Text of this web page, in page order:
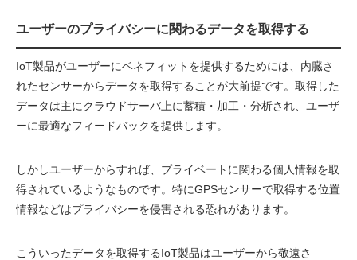
ユーザーのプライバシーに関わるデータを取得する
IoT製品がユーザーにベネフィットを提供するためには、内臓さ
れたセンサーからデータを取得することが大前提です。取得した
データは主にクラウドサーバ上に蓄積・加工・分析され、ユーザ
ーに最適なフィードバックを提供します。
しかしユーザーからすれば、プライベートに関わる個人情報を取
得されているようなものです。特にGPSセンサーで取得する位置
情報などはプライバシーを侵害される恐れがあります。
こういったデータを取得するIoT製品はユーザーから敬遠さ